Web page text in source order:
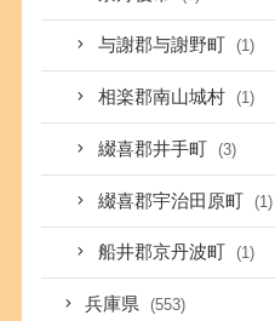
与謝郡与謝野町 (1)
相楽郡南山城村 (1)
綴喜郡井手町 (3)
綴喜郡宇治田原町 (1)
船井郡京丹波町 (1)
兵庫県 (553)